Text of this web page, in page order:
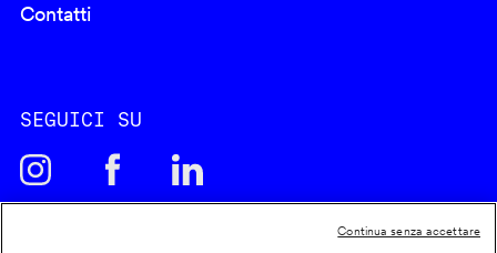
Contatti
SEGUICI SU
Continua senza accettare